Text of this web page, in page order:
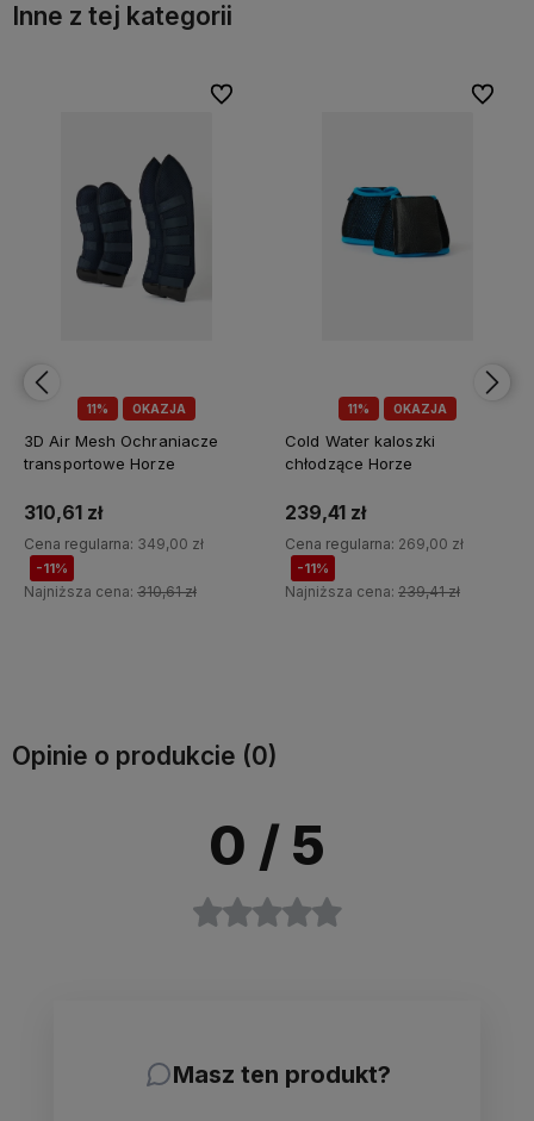
Inne z tej kategorii
11% OKAZJA
Cold Water kaloszki
chłodzące Horze
239,41 zł
Cena regularna: 269,00 zł
-11%
Najniższa cena: 239,41 zł
Do ulubionych
Do ulubionych
10% OKAZJA
Derka padokowa "Stratus
600D Series 0g" Premier
683,10 zł
Cena regularna: 759,00 zł
-10%
Najniższa cena: 675,51 zł
Do
Do
Opinie o produkcie (0)
0 / 5
Masz ten produkt?